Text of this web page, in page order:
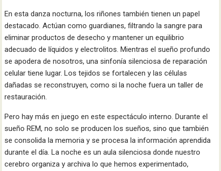
En esta danza nocturna, los riñones también tienen un papel
destacado. Actúan como guardianes, filtrando la sangre para
eliminar productos de desecho y mantener un equilibrio
adecuado de líquidos y electrolitos. Mientras el sueño profundo
se apodera de nosotros, una sinfonía silenciosa de reparación
celular tiene lugar. Los tejidos se fortalecen y las células
dañadas se reconstruyen, como si la noche fuera un taller de
restauración.
Pero hay más en juego en este espectáculo interno. Durante el
sueño REM, no solo se producen los sueños, sino que también
se consolida la memoria y se procesa la información aprendida
durante el día. La noche es un aula silenciosa donde nuestro
cerebro organiza y archiva lo que hemos experimentado,